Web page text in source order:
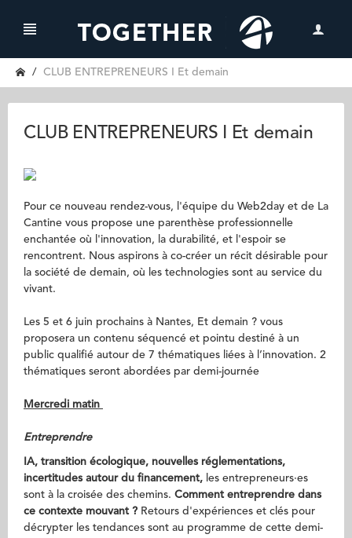
CLUB ENTREPRENEURS I Et demain
CLUB ENTREPRENEURS I Et demain
Pour ce nouveau rendez-vous, l'équipe du Web2day et de La
Cantine vous propose une parenthèse professionnelle
enchantée où l'innovation, la durabilité, et l'espoir se
rencontrent. Nous aspirons à co-créer un récit désirable pour
la société de demain, où les technologies sont au service du
vivant.
Les 5 et 6 juin prochains à Nantes, Et demain ? vous
proposera un contenu séquencé et pointu destiné à un
public qualifié autour de 7 thématiques liées à l’innovation. 2
thématiques seront abordées par demi-journée
Mercredi matin
Entreprendre
IA, transition écologique, ​nouvelles réglementations,
incertitudes autour du financement, les entrepreneurs·es
sont à la croisée des chemins. Comment entreprendre dans
ce contexte mouvant ? Retours d'expériences et clés pour
décrypter les tendances sont au programme de cette demi-